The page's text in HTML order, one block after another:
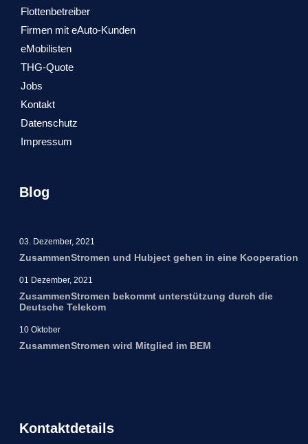
Flottenbetreiber
Firmen mit eAuto-Kunden
eMobilisten
THG-Quote
Jobs
Kontakt
Datenschutz
Impressum
Blog
03. Dezember, 2021
ZusammenStromen und Hubject gehen in eine Kooperation
01 Dezember, 2021
ZusammenStromen bekommt unterstützung durch die
Deutsche Telekom
10 Oktober
ZusammenStromen wird Mitglied im BEM
Kontaktdetails